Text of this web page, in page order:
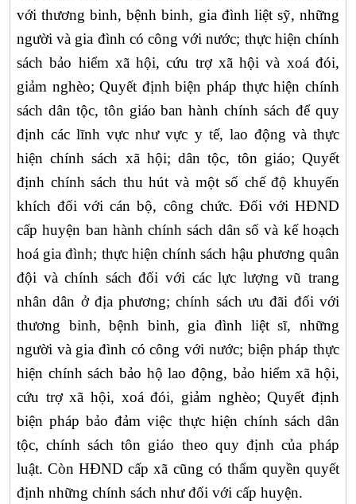
với thương binh, bệnh binh, gia đình liệt sỹ, những
người và gia đình có công với nước; thực hiện chính
sách bảo hiểm xã hội, cứu trợ xã hội và xoá đói,
giảm nghèo;Quyết định biện pháp thực hiện chính
sách dân tộc, tôn giáo ban hành chính sách để quy
định các lĩnh vực như vực y tế, lao động và thực
hiện chính sách xã hội; dân tộc, tôn giáo; Quyết
định chính sách thu hút và một số chế độ khuyến
khích đối với cán bộ, công chức. Đối với HĐND
cấp huyện ban hành chính sách dân số và kế hoạch
hoá gia đình; thực hiện chính sách hậu phương quân
đội và chính sách đối với các lực lượng vũ trang
nhân dân ở địa phương; chính sách ưu đãi đối với
thương binh, bệnh binh, gia đình liệt sĩ, những
người và gia đình có công với nước; biện pháp thực
hiện chính sách bảo hộ lao động, bảo hiểm xã hội,
cứu trợ xã hội, xoá đói, giảm nghèo; Quyết định
biện pháp bảo đảm việc thực hiện chính sách dân
tộc, chính sách tôn giáo theo quy định của pháp
luật. Còn HĐND cấp xã cũng có thẩm quyền quyết
định những chính sách như đối với cấp huyện.